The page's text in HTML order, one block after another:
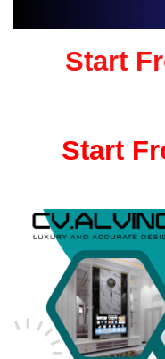
Start
Start